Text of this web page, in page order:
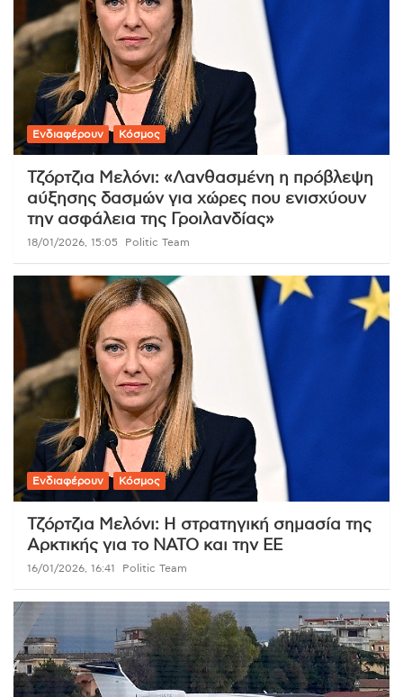
Ενδιαφέρουν Κόσμος
Τζόρτζια Μελόνι: «Λανθασμένη η πρόβλεψη
αύξησης δασμών για χώρες που ενισχύουν
την ασφάλεια της Γροιλανδίας»
18/01/2026, 15:05 Politic Team
Ενδιαφέρουν Κόσμος
Τζόρτζια Μελόνι: Η στρατηγική σημασία της
Αρκτικής για το ΝΑΤΟ και την ΕΕ
16/01/2026, 16:41 Politic Team